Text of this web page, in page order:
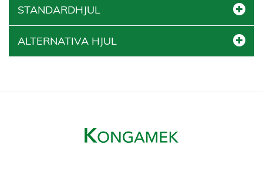
STANDARDHJUL
ALTERNATIVA HJUL